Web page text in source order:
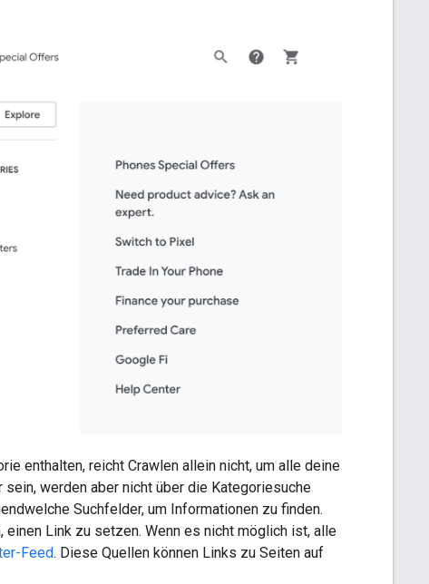
enthalten, reicht Crawlen allein nicht, um alle deine
werden aber nicht über die Kategoriesuche
Suchfelder, um Informationen zu finden.
Link zu setzen. Wenn es nicht möglich ist, alle
Feed. Diese Quellen können Links zu Seiten auf